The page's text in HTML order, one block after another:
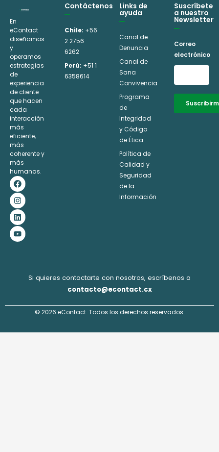
En
eContact
diseñamos
y
operamos
estrategias
de
experiencia
de cliente
que hacen
cada
interacción
más
eficiente,
más
coherente y
más
humanas.
F
a
c
e
b
o
o
k
I
n
s
t
a
g
r
a
m
L
i
n
k
e
d
i
n
Y
o
u
t
u
b
e
Contáctenos
Chile: +56
2 2756
6262
Perú: +51 1
6358614
Links de
ayuda
Canal de
Denuncia
Canal de
Sana
Convivencia
Programa
de
Integridad
y Código
de Ética
Política de
Calidad y
Seguridad
de la
Información
Suscríbete
a nuestro
Newsletter
Correo
electrónico
Si quieres contactarte con nosotros, escríbenos a
contacto@econtact.cx
© 2026 eContact. Todos los derechos reservados.